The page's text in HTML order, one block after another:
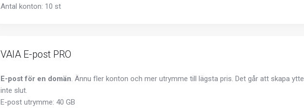
Antal konton: 10 st
VAIA E-post PRO
E-post för en domän. Ännu fler konton och mer utrymme till lägsta pris. Det går att skapa
inte slut.
E-post utrymme: 40 GB